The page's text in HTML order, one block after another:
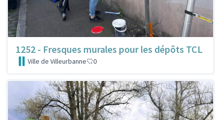
1252 - Fresques murales pour les dépôts TCL
Ville de Villeurbanne 0